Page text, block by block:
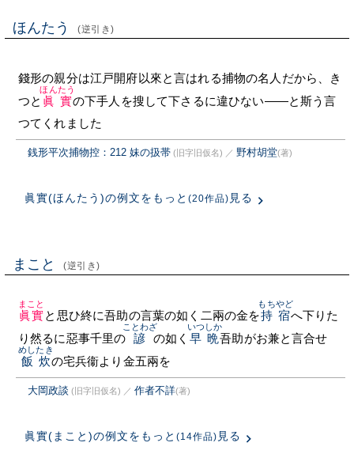
ほんたう (逆引き)
錢形の親分は江戸開府以來と言はれる捕物の名人だから、き
つと 眞實
ほんたう
の下手人を搜して下さるに違ひない——と斯う言
つてくれました
銭形平次捕物控：212 妹の扱帯 (旧字旧仮名) ／ 野村胡堂(著)
眞實(ほんたう)の例文をもっと (20作品) 見る
まこと (逆引き)
眞實
まこと
と思ひ終に吾助の言葉の如く二兩の金を持
もち
宿
やど
へ下りた
り然るに惡事千里の
諺
ことわざ
の如く 早晩
いつしか
吾助がお兼と言合せ
飯炊
めしたき
の宅兵衞より金五兩を
大岡政談 (旧字旧仮名) ／ 作者不詳(著)
眞實(まこと)の例文をもっと (14作品) 見る